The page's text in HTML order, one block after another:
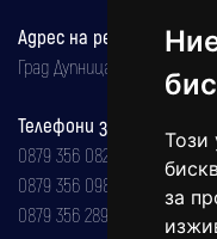
Този
за
Адрес на редакцията
Град Дупница, ул.''Христо
Телефони за реклама и
0879 356 082
0879 356 098
0879 356 289